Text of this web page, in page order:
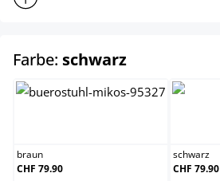
Farbe: schwarzauswählen
braun
CHF 79.90
schwarz
CHF 79.90